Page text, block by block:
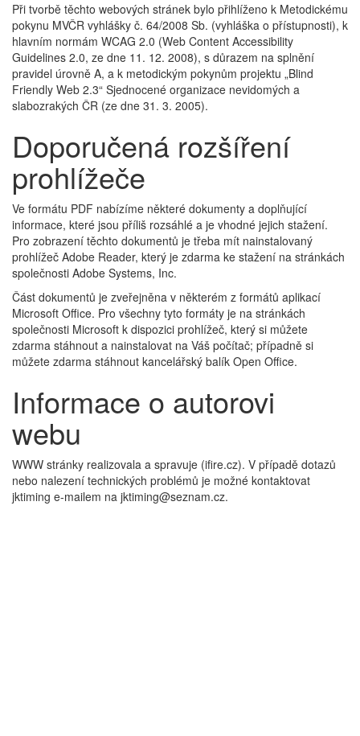
Při tvorbě těchto webových stránek bylo přihlíženo k Metodickému
pokynu MVČR vyhlášky č. 64/2008 Sb. (vyhláška o přístupnosti), k
hlavním normám WCAG 2.0 (Web Content Accessibility
Guidelines 2.0, ze dne 11. 12. 2008), s důrazem na splnění
pravidel úrovně A, a k metodickým pokynům projektu „Blind
Friendly Web 2.3“ Sjednocené organizace nevidomých a
slabozrakých ČR (ze dne 31. 3. 2005).
Doporučená rozšíření
prohlížeče
Ve formátu PDF nabízíme některé dokumenty a doplňující
informace, které jsou příliš rozsáhlé a je vhodné jejich stažení.
Pro zobrazení těchto dokumentů je třeba mít nainstalovaný
prohlížeč Adobe Reader, který je zdarma ke stažení na stránkách
společnosti Adobe Systems, Inc.
Část dokumentů je zveřejněna v některém z formátů aplikací
Microsoft Office. Pro všechny tyto formáty je na stránkách
společnosti Microsoft k dispozici prohlížeč, který si můžete
zdarma stáhnout a nainstalovat na Váš počítač; případně si
můžete zdarma stáhnout kancelářský balík Open Office.
Informace o autorovi
webu
WWW stránky realizovala a spravuje (ifire.cz). V případě dotazů
nebo nalezení technických problémů je možné kontaktovat
jktiming e-mailem na jktiming@seznam.cz.